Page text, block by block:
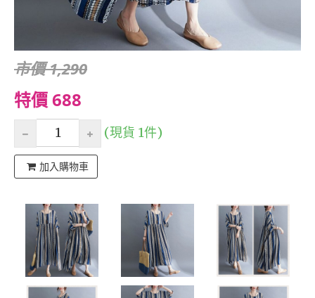
市價 1,290
特價 688
(現貨 1件)
加入購物車